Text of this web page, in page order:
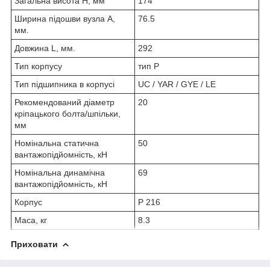
Ширина підошви вузла А,
мм.
76.5
Довжина L, мм.
292
Тип корпусу
тип P
Тип підшипника в корпусі
UC / YAR / GYE / LE
Рекомендований діаметр
кріпацького болта/шпільки,
мм
20
Номінальна статична
вантажопідйомність, кН
50
Номінальна динамічна
вантажопідйомність, кН
69
Корпус
P 216
Маса, кг
8.3
Приховати